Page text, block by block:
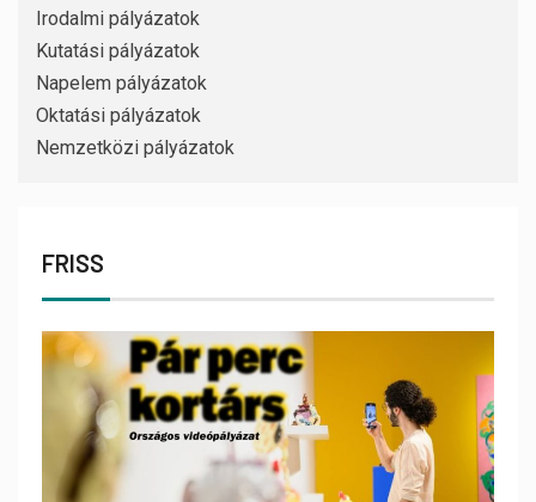
Irodalmi pályázatok
Kutatási pályázatok
Napelem pályázatok
Oktatási pályázatok
Nemzetközi pályázatok
FRISS